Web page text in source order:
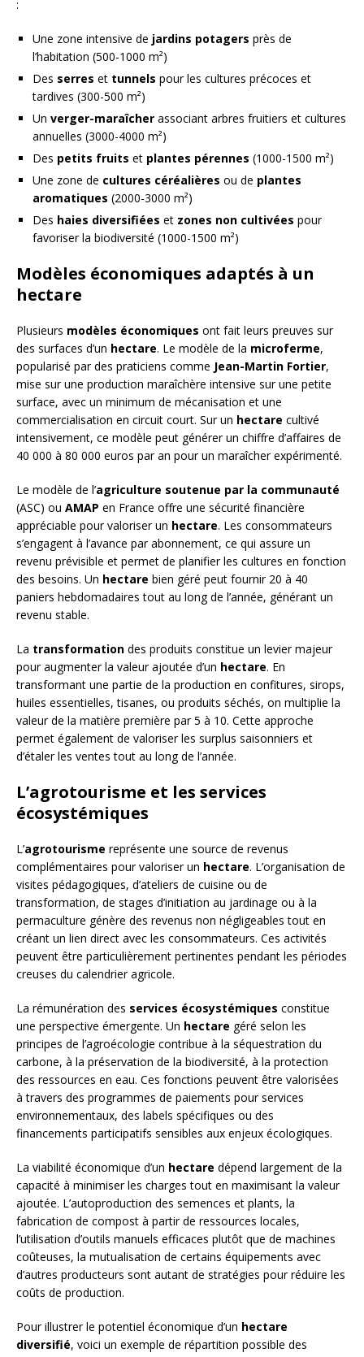
:
Une zone intensive de jardins potagers près de
l’habitation (500-1000 m²)
Des serres et tunnels pour les cultures précoces et
tardives (300-500 m²)
Un verger-maraîcher associant arbres fruitiers et cultures
annuelles (3000-4000 m²)
Des petits fruits et plantes pérennes (1000-1500 m²)
Une zone de cultures céréalières ou de plantes
aromatiques (2000-3000 m²)
Des haies diversifiées et zones non cultivées pour
favoriser la biodiversité (1000-1500 m²)
Modèles économiques adaptés à un
hectare
Plusieurs modèles économiques ont fait leurs preuves sur
des surfaces d’un hectare. Le modèle de la microferme,
popularisé par des praticiens comme Jean-Martin Fortier,
mise sur une production maraîchère intensive sur une petite
surface, avec un minimum de mécanisation et une
commercialisation en circuit court. Sur un hectare cultivé
intensivement, ce modèle peut générer un chiffre d’affaires de
40 000 à 80 000 euros par an pour un maraîcher expérimenté.
Le modèle de l’agriculture soutenue par la communauté
(ASC) ou AMAP en France offre une sécurité financière
appréciable pour valoriser un hectare. Les consommateurs
s’engagent à l’avance par abonnement, ce qui assure un
revenu prévisible et permet de planifier les cultures en fonction
des besoins. Un hectare bien géré peut fournir 20 à 40
paniers hebdomadaires tout au long de l’année, générant un
revenu stable.
La transformation des produits constitue un levier majeur
pour augmenter la valeur ajoutée d’un hectare. En
transformant une partie de la production en confitures, sirops,
huiles essentielles, tisanes, ou produits séchés, on multiplie la
valeur de la matière première par 5 à 10. Cette approche
permet également de valoriser les surplus saisonniers et
d’étaler les ventes tout au long de l’année.
L’agrotourisme et les services
écosystémiques
L’agrotourisme représente une source de revenus
complémentaires pour valoriser un hectare. L’organisation de
visites pédagogiques, d’ateliers de cuisine ou de
transformation, de stages d’initiation au jardinage ou à la
permaculture génère des revenus non négligeables tout en
créant un lien direct avec les consommateurs. Ces activités
peuvent être particulièrement pertinentes pendant les périodes
creuses du calendrier agricole.
La rémunération des services écosystémiques constitue
une perspective émergente. Un hectare géré selon les
principes de l’agroécologie contribue à la séquestration du
carbone, à la préservation de la biodiversité, à la protection
des ressources en eau. Ces fonctions peuvent être valorisées
à travers des programmes de paiements pour services
environnementaux, des labels spécifiques ou des
financements participatifs sensibles aux enjeux écologiques.
La viabilité économique d’un hectare dépend largement de la
capacité à minimiser les charges tout en maximisant la valeur
ajoutée. L’autoproduction des semences et plants, la
fabrication de compost à partir de ressources locales,
l’utilisation d’outils manuels efficaces plutôt que de machines
coûteuses, la mutualisation de certains équipements avec
d’autres producteurs sont autant de stratégies pour réduire les
coûts de production.
Pour illustrer le potentiel économique d’un hectare
diversifié, voici un exemple de répartition possible des